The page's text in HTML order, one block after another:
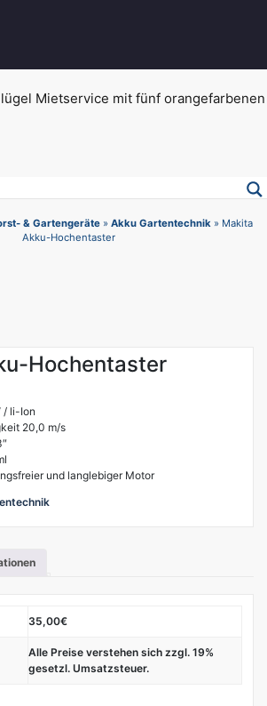
& Gartengeräte » Akku Gartentechnik » Makita
Akku-Hochentaster
Hochentaster
/ li-Ion
20,0 m/s
und langlebiger Motor
35,00€
Alle Preise verstehen sich zzgl. 19%
gesetzl. Umsatzsteuer.